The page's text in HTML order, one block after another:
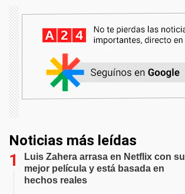
Noticias más leídas
Luis Zahera arrasa en Netflix con su
mejor película y está basada en
hechos reales